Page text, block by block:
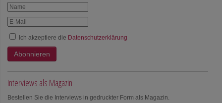
Ich akzeptiere die Datenschutzerklärung
Abonnieren
Interviews als Magazin
Bestellen Sie die Interviews in gedruckter Form als Magazin.